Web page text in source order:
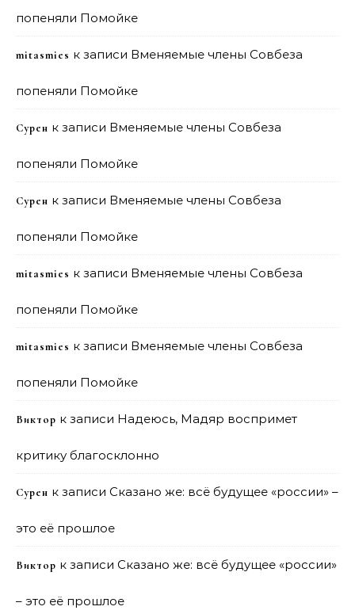
попеняли Помойке
mitasmies к записи Вменяемые члены Совбеза
попеняли Помойке
Сурен к записи Вменяемые члены Совбеза
попеняли Помойке
Сурен к записи Вменяемые члены Совбеза
попеняли Помойке
mitasmies к записи Вменяемые члены Совбеза
попеняли Помойке
mitasmies к записи Вменяемые члены Совбеза
попеняли Помойке
Виктор к записи Надеюсь, Мадяр воспримет
критику благосклонно
Сурен к записи Сказано же: всё будущее «россии» –
это её прошлое
Виктор к записи Сказано же: всё будущее «россии»
– это её прошлое